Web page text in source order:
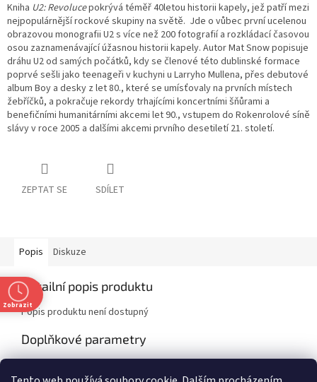
Kniha U2: Revolucepokrývá téměř 40letou historii kapely, jež patří mezi
nejpopulárnější rockové skupiny na světě. Jde o vůbec první ucelenou
obrazovou monografii U2 s více než 200 fotografií a rozkládací časovou
osou zaznamenávající úžasnou historii kapely. Autor Mat Snow popisuje
dráhu U2 od samých počátků, kdy se členové této dublinské formace
poprvé sešli jako teenageři v kuchyni u Larryho Mullena, přes debutové
album Boy a desky z let 80., které se umísťovaly na prvních místech
žebříčků, a pokračuje rekordy trhajícími koncertními šňůrami a
benefičními humanitárními akcemi let 90., vstupem do Rokenrolové síně
slávy v roce 2005 a dalšími akcemi prvního desetiletí 21. století.
ZEPTAT SE SDÍLET
Popis Diskuze
Detailní popis produktu
Popis produktu není dostupný
Doplňkové parametry
Zobrazit